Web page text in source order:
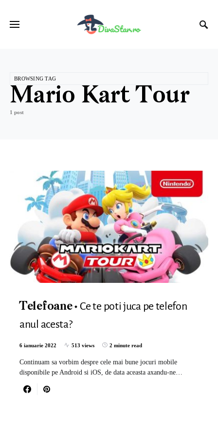
BROWSING TAG
Mario Kart Tour
1 post
Telefoane
Ce te poti juca pe telefon
anul acesta?
6 ianuarie 2022 513 views 2 minute read
Continuam sa vorbim despre cele mai bune jocuri mobile
disponibile pe Android si iOS, de data aceasta axandu-ne…